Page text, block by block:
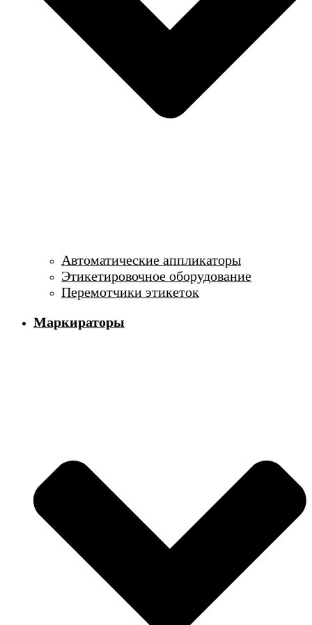
Автоматические аппликаторы
Этикетировочное оборудование
Перемотчики этикеток
Маркираторы